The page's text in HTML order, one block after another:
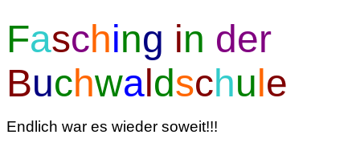
Fasching in der
Buchwaldschule
Endlich war es wieder soweit!!!